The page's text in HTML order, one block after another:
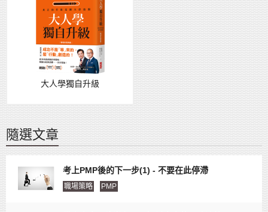
大人學獨自升級
隨選文章
考上PMP後的下一步(1) - 不要在此停滯
職場策略 PMP